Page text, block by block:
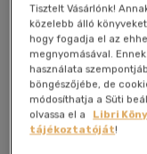
Kívánságlistához adom
Tisztelt Vásárlónk!
közelebb álló
hogy fogadja el az
megnyomásával.
használata
böngészőjébe, de
módosíthatja a Süti
olvassa el a
Libri
tájékoztatóját!